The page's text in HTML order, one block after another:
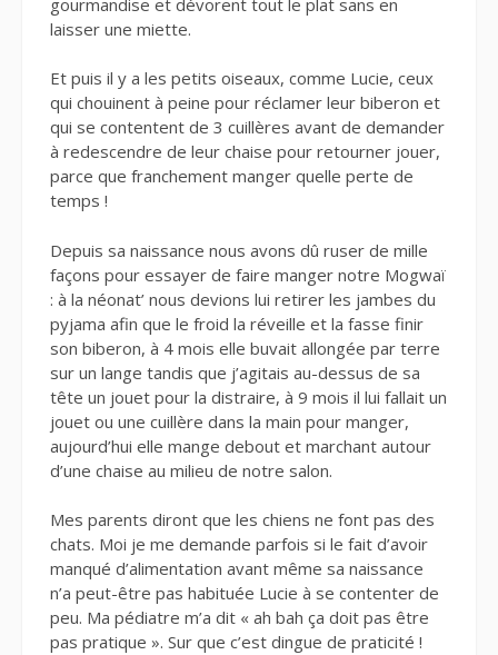
laisser une miette.
Et puis il y a les petits oiseaux, comme Lucie, ceux
qui chouinent à peine pour réclamer leur biberon et
qui se contentent de 3 cuillères avant de demander
à redescendre de leur chaise pour retourner jouer,
parce que franchement manger quelle perte de
temps !
Depuis sa naissance nous avons dû ruser de mille
façons pour essayer de faire manger notre Mogwaï
: à la néonat’ nous devions lui retirer les jambes du
pyjama afin que le froid la réveille et la fasse finir
son biberon, à 4 mois elle buvait allongée par terre
sur un lange tandis que j’agitais au-dessus de sa
tête un jouet pour la distraire, à 9 mois il lui fallait un
jouet ou une cuillère dans la main pour manger,
aujourd’hui elle mange debout et marchant autour
d’une chaise au milieu de notre salon.
Mes parents diront que les chiens ne font pas des
chats. Moi je me demande parfois si le fait d’avoir
manqué d’alimentation avant même sa naissance
n’a peut-être pas habituée Lucie à se contenter de
peu. Ma pédiatre m’a dit « ah bah ça doit pas être
pas pratique ». Sur que c’est dingue de praticité !